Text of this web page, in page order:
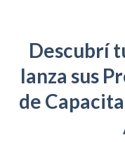
Descubrí
lanza sus
de